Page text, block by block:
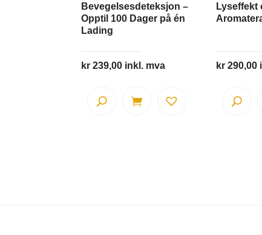
Bevegelsesdeteksjon –
Opptil 100 Dager på én
Lading
kr 239,00 inkl. mva
Lyseffekt
kr 290,00